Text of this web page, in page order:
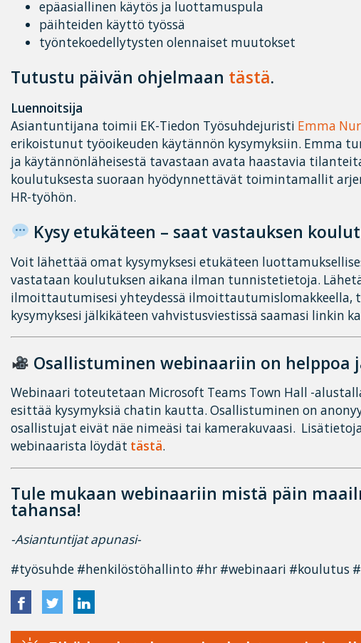
epäasiallinen käytös ja luottamuspula
päihteiden käyttö työssä
työntekoedellytysten olennaiset muutokset
Tutustu päivän ohjelmaan tästä.
Luennoitsija
Asiantuntijana toimii EK-Tiedon Työsuhdejuristi Emma
erikoistunut työoikeuden käytännön kysymyksiin. Emma
ja käytännönläheisestä tavastaan avata haastavia
koulutuksesta suoraan hyödynnettävät toimintamallit
HR-työhön.
Kysy etukäteen – saat vastauksen
Voit lähettää omat kysymyksesi etukäteen
vastataan koulutuksen aikana ilman tunnistetietoja.
ilmoittautumisesi yhteydessä ilmoittautumislomakkeella,
kysymyksesi jälkikäteen vahvistusviestissä saamasi linkin
Osallistuminen webinaariin on helppoa
Webinaari toteutetaan Microsoft Teams Town Hall -
esittää kysymyksiä chatin kautta. Osallistuminen on
osallistujat eivät näe nimeäsi tai kamerakuvaasi.
webinaarista löydät tästä.
Tule mukaan webinaariin mistä päin
tahansa!
-Asiantuntijat apunasi-
#työsuhde #henkilöstöhallinto #hr #webinaari #koulutus